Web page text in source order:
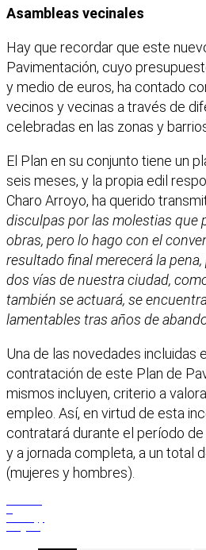
Asambleas vecinales
Hay que recordar que este
Pavimentación, cuyo
y medio de euros, ha contado
vecinos y vecinas a través de
celebradas en las zonas y
El Plan en su conjunto tiene un
seis meses, y la propia edil
Charo Arroyo, ha querido
disculpas por las molestias que
obras, pero lo hago con el
resultado final merecerá la
dos vías de nuestra ciudad,
también se actuará, se
lamentables tras años de
Una de las novedades incluidas
contratación de este Plan de
mismos incluyen, criterio a
empleo. Así, en virtud de esta
contratará durante el período
y a jornada completa, a un total
(mujeres y hombres).